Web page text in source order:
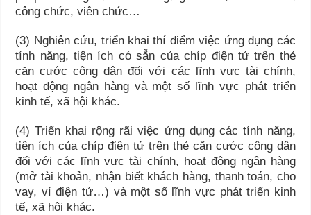
công chức, viên chức…
(3) Nghiên cứu, triển khai thí điểm việc ứng dụng các
tính năng, tiện ích có sẵn của chíp điện tử trên thẻ
căn cước công dân đối với các lĩnh vực tài chính,
hoạt động ngân hàng và một số lĩnh vực phát triển
kinh tế, xã hội khác.
(4) Triển khai rộng rãi việc ứng dụng các tính năng,
tiện ích của chíp điện tử trên thẻ căn cước công dân
đối với các lĩnh vực tài chính, hoạt động ngân hàng
(mở tài khoản, nhận biết khách hàng, thanh toán, cho
vay, ví điện tử…) và một số lĩnh vực phát triển kinh
tế, xã hội khác.